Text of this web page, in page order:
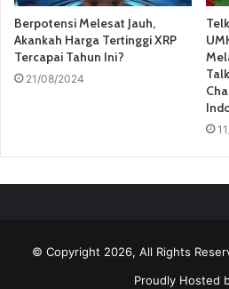
Berpotensi Melesat Jauh,
Akankah Harga Tertinggi XRP
Tercapai Tahun Ini?
21/08/2024
© Copyright 2026, All Rights
Proudly Hosted